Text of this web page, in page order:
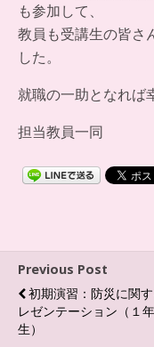
も参加して、
教員も受講生の皆さ
した。
就職の一助となれば
担当教員一同
Previous Post
初期演習：防災に関
レゼンテーション（１年
生）